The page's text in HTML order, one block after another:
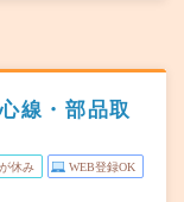
線・部品取
休み WEB登録OK